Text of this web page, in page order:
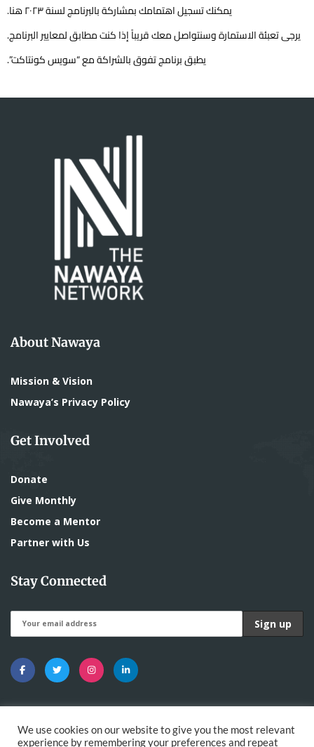
يمكنك تسجيل اهتمامك بمشاركة بالبرنامج لسنة ٢٠٢٣ هنا.
يرجى تعبئة الاستمارة وسنتواصل معك قريباً إذا كنت مطابق لمعايير البرنامج.
يطبق برنامج تفوق بالشراكة مع “سويس كونتاكت”.
About Nawaya
Mission & Vision
Nawaya’s Privacy Policy
Get Involved
Donate
Give Monthly
Become a Mentor
Partner with Us
Stay Connected
We use cookies on our website to give you the most relevant
experience by remembering your preferences and repeat